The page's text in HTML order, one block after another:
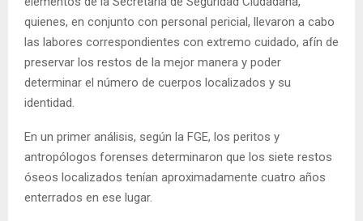
quienes, en conjunto con personal pericial, llevaron a cabo
las labores correspondientes con extremo cuidado, afín de
preservar los restos de la mejor manera y poder
determinar el número de cuerpos localizados y su
identidad.
En un primer análisis, según la FGE, los peritos y
antropólogos forenses determinaron que los siete restos
óseos localizados tenían aproximadamente cuatro años
enterrados en ese lugar.